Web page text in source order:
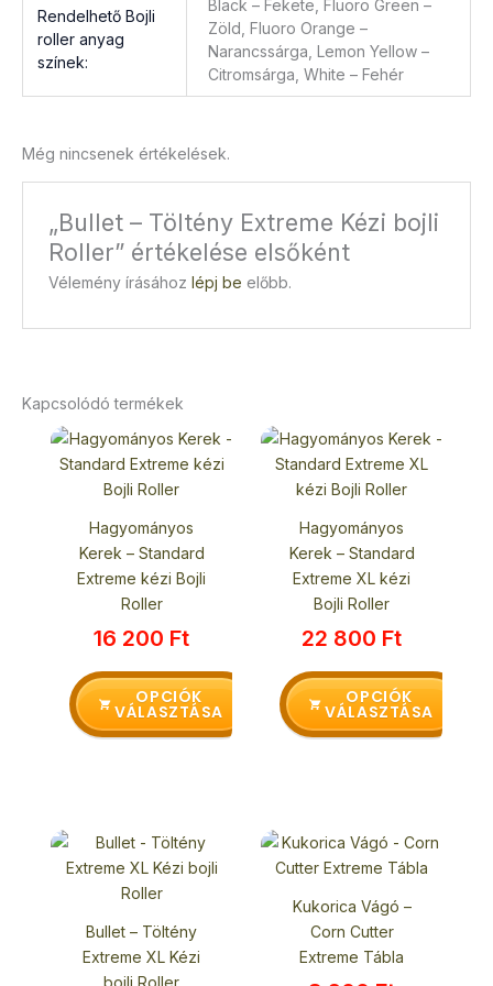
Rendelhető Bojli
roller anyag
színek:
Black – Fekete, Fluoro Green –
Zöld, Fluoro Orange –
Narancssárga, Lemon Yellow –
Citromsárga, White – Fehér
Még nincsenek értékelések.
„Bullet – Töltény Extreme Kézi bojli
Roller” értékelése elsőként
Vélemény írásáhozlépj be előbb.
Kapcsolódó termékek
Hagyományos
Kerek – Standard
Extreme kézi Bojli
Roller
16 200 Ft
OPCIÓK
VÁLASZTÁSA
Ennek
a
terméknek
variációja
van.
A
változatok
a
választhatók
ki
Hagyományos
Kerek – Standard
Extreme XL kézi
Bojli Roller
22 800 Ft
OPCIÓK
VÁLASZTÁSA
Ennek
a
terméknek
variációja
van.
A
változatok
a
választhatók
ki
Bullet – Töltény
Extreme XL Kézi
bojli Roller
Ennek
a
terméknek
variációja
van.
Kukorica Vágó –
Corn Cutter
Extreme Tábla
Ennek
a
több
variációja
van.